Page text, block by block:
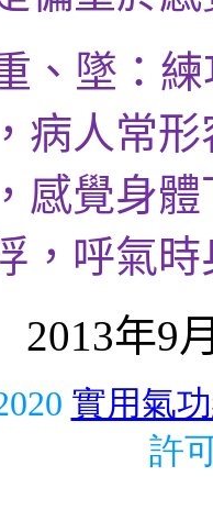
、墜：
病人常
感覺身
，呼氣
年9
實用氣
許